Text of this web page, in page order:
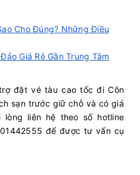
Cho Đúng? Những Điều
Giá Rẻ Gần Trung Tâm
đặt vé tàu cao tốc đi Côn
sạn trước giữ chỗ và có giá
liên hệ theo số hotline
để được tư vấn cụ